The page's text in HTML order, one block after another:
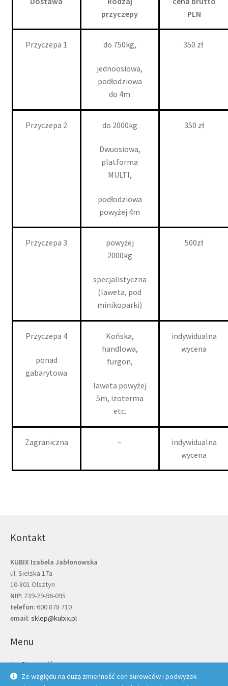
Ze względu na dużą zmienność cen surowców i podwyżek
Promocje
przyczepy
PLN
Przyczepa 1 do 750kg,
jednoosiowa,
podłodziowa
do 4m
350 zł
Przyczepa 2 do 2000kg
Dwuosiowa,
platforma
MULTI,
podłodziowa
powyżej 4m
350 zł
Przyczepa 3
powyżej
2000kg
specjalistyczna
(laweta, pod
minikoparki)
500zł
Przyczepa 4
ponad
gabarytowa
Końska,
handlowa,
furgon,
laweta powyżej
5m, izoterma
etc.
indywidualna
wycena
Zagraniczna –
indywidualna
wycena
Kontakt
KUBIX Izabela Jabłonowska
ul. Sielska 17a
10-801 Olsztyn
NIP: 739-29-96-095
telefon: 600 878 710
email: sklep@kubix.pl
Menu
Strona główna
Moje konto